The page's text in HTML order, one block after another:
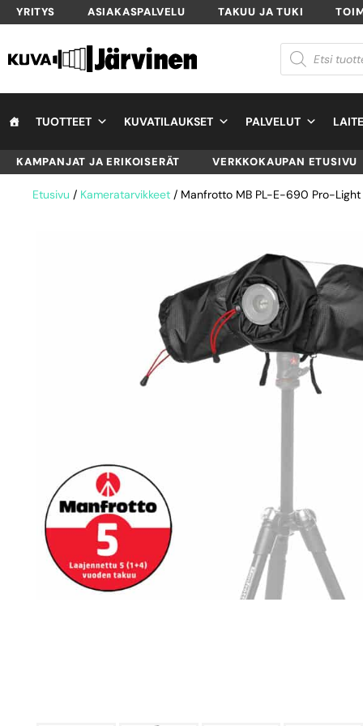
YRITYS ASIAKASPALVELU TAKUU JA TUKI
TUOTTEET KUVATILAUKSET PALVELUT
KAMPANJAT JA ERIKOISERÄT VERKKOKAUPAN ETUSIVU
Etusivu / Kameratarvikkeet / Manfrotto MB PL-E-690 Pro-